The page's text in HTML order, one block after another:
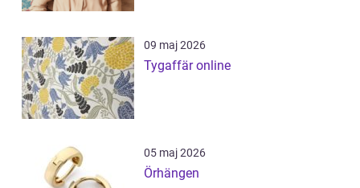
09 maj 2026
Tygaffär online
05 maj 2026
Örhängen